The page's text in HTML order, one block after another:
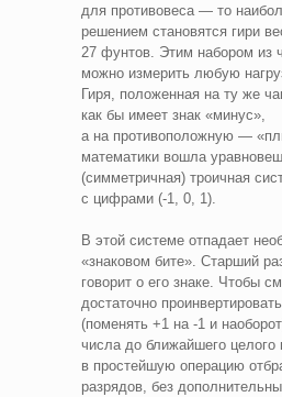
для противовеса — то
решением становятся гири
27 фунтов. Этим набором из
можно измерить любую
Гиря, положенная на ту же
как бы имеет знак «минус»,
а на противоположную —
математики вошла
(симметричная) троичная
с цифрами (-1, 0, 1).
В этой системе отпадает
«знаковом бите». Старший
говорит о его знаке. Чтобы
достаточно
(поменять +1 на -1 и
числа до ближайшего целого
в простейшую операцию
разрядов, без